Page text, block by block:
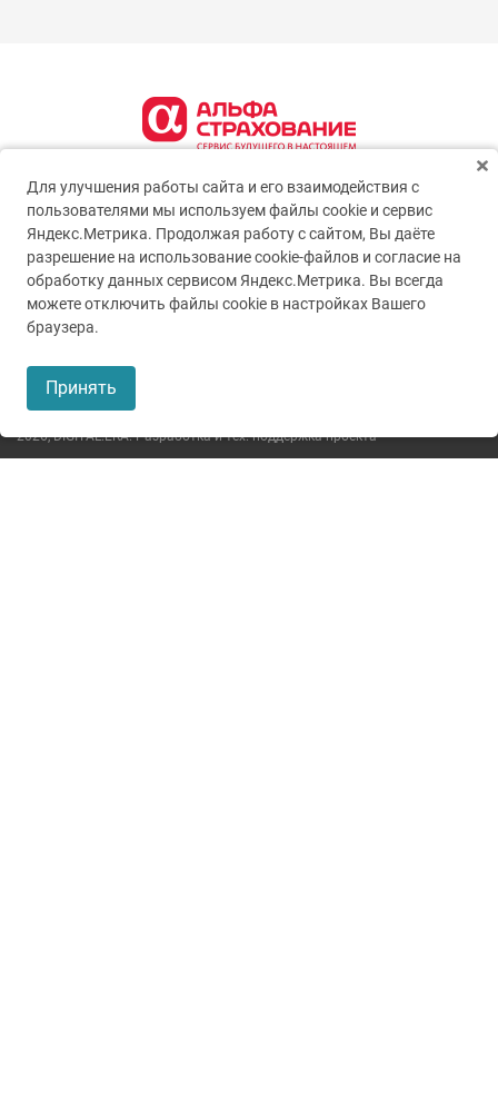
2026,DIGITAL.ERA. Разработка и тех. поддержка проекта
Для улучшения работы сайта и его взаимодействия с
пользователями мы используем файлы cookie и сервис
Яндекс.Метрика. Продолжая работу с сайтом, Вы даёте
разрешение на использование cookie-файлов и согласие на
обработку данных сервисом Яндекс.Метрика. Вы всегда
можете отключить файлы cookie в настройках Вашего
браузера.
Принять